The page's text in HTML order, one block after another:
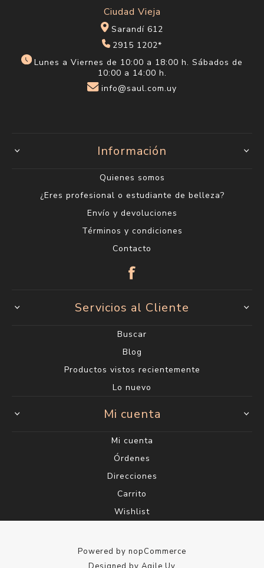
Ciudad Vieja
Sarandí 612
2915 1202*
Lunes a Viernes de 10:00 a 18:00 h. Sábados de
10:00 a 14:00 h.
info@saul.com.uy
Información
Quienes somos
¿Eres profesional o estudiante de belleza?
Envío y devoluciones
Términos y condiciones
Contacto
Servicios al Cliente
Buscar
Blog
Productos vistos recientemente
Lo nuevo
Mi cuenta
Mi cuenta
Órdenes
Direcciones
Carrito
Wishlist
Powered by nopCommerce